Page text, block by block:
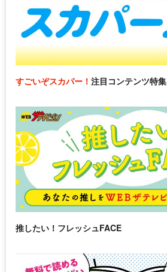
すごいぞスカパー！ 注目コンテンツ特集
推したい！フレッシュFACE